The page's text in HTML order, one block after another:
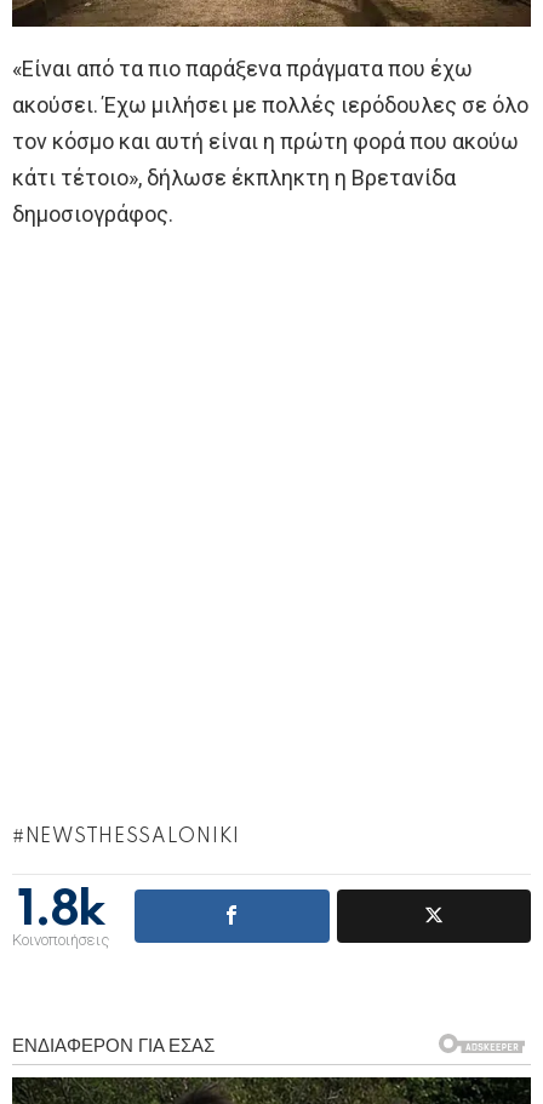
«Είναι από τα πιο παράξενα πράγματα που έχω
ακούσει. Έχω μιλήσει με πολλές ιερόδουλες σε όλο
τον κόσμο και αυτή είναι η πρώτη φορά που ακούω
κάτι τέτοιο», δήλωσε έκπληκτη η Βρετανίδα
δημοσιογράφος.
NEWSTHESSALONIKI
1.8k
Κοινοποιήσεις